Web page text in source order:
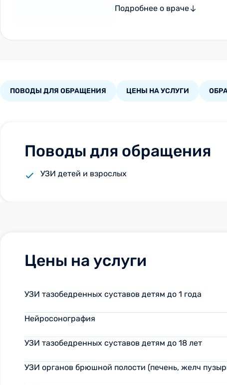
Подробнее о враче
ПОВОДЫ ДЛЯ ОБРАЩЕНИЯ ЦЕНЫ НА УСЛУГИ
Поводы для обращения
УЗИ детей и взрослых
Цены на услуги
УЗИ тазобедренных суставов детям до 1 года
Нейросонография
УЗИ тазобедренных суставов детям до 18 лет
УЗИ органов брюшной полости (печень, желч